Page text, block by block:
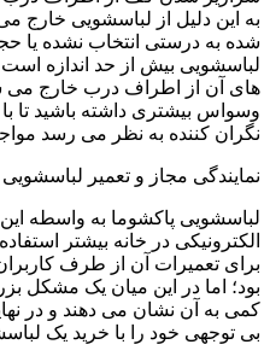
به این دلیل از لباسشویی خارج
شده به درستی انتخاب نشده یا
لباسشویی بیش از حد اندازه
های آن از اطراف درب خارج می
وسواس بیشتری داشته باشید تا
نگران کننده به نظر می رسد
نمایندگی مجاز و تعمیر
لباسشویی پاکشوما به واسطه
الکترونیکی در خانه بیشتر
برای تعمیرات آن از طرف
بود؛ اما در این میان یک مشکل
کمی به آن نشان می دهند و در
بی توجهی خود را با خرید یک